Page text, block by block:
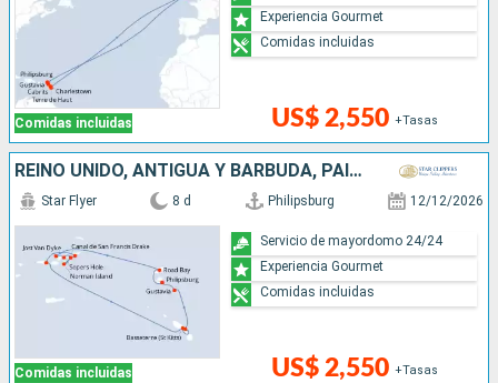
Comidas incluidas US$ 2,550 +Tasas
Experiencia Gourmet
Comidas incluidas
REINO UNIDO, ANTIGUA Y BARBUDA, PAISES BAJOS
Comidas incluidas
Star Flyer 8 d Philipsburg 12/12/2026
US$ 2,550 +Tasas
Servicio de mayordomo 24/24
Experiencia Gourmet
Comidas incluidas